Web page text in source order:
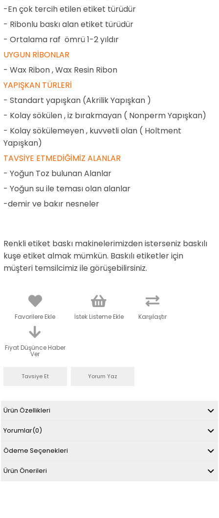
-En çok tercih etilen etiket türüdür
- Ribonlu baskı alan etiket türüdür
- Ortalama raf ömrü 1-2 yıldır
UYGUN RİBONLAR
- Wax Ribon , Wax Resin Ribon
YAPIŞKAN TÜRLERİ
- Standart yapışkan (Akrilik Yapışkan )
- Kolay sökülen , iz bırakmayan ( Nonperm Yapışkan)
- Kolay sökülemeyen , kuvvetli olan ( Holtment
Yapışkan)
TAVSİYE ETMEDİĞİMİZ ALANLAR
- Yoğun Toz bulunan Alanlar
- Yoğun su ile teması olan alanlar
-demir ve bakır nesneler
Renkli etiket baskı makinelerimizden isterseniz baskılı
kuşe etiket almak mümkün. Baskılı etiketler için
müşteri temsilcimiz ile görüşebilirsiniz.
Favorilere Ekle İstek Listeme Ekle Karşılaştır
Fiyat Düşünce Haber
Ver
Tavsiye Et Yorum Yaz
Ürün Özellikleri
Yorumlar(0)
Ödeme Seçenekleri
Ürün Önerileri